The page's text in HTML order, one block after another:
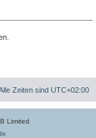
Zeiten sind UTC+02:00
Limited